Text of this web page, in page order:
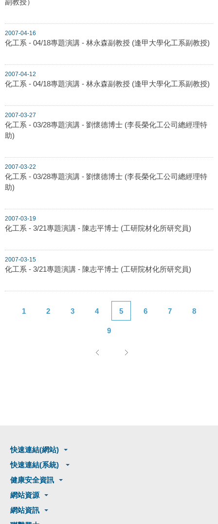
2007-04-16
化工系 - 04/18專題演講 - 林永森副教授 (逢甲大學化工系副教授)
2007-04-12
化工系 - 04/18專題演講 - 林永森副教授 (逢甲大學化工系副教授)
2007-03-27
化工系 - 03/28專題演講 - 劉懷德博士 (李長榮化工公司總經理特
助)
2007-03-22
化工系 - 03/28專題演講 - 劉懷德博士 (李長榮化工公司總經理特
助)
2007-03-19
化工系 - 3/21專題演講 - 陳志平博士 (工研院材化所研究員)
2007-03-15
化工系 - 3/21專題演講 - 陳志平博士 (工研院材化所研究員)
1 2 3 4 5 6 7 8
9
快速連結(網站)
快速連結(系統)
健康安全資訊
網站資源
網站資訊